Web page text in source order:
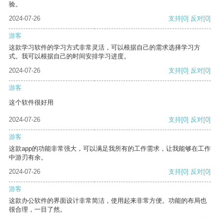
验。
2024-07-26
支持[0] 反对[0]
游客
这款学习软件的学习方式非常灵活，可以根据自己的需求选择学习方
式。我可以根据自己的时间安排学习进度。
2024-07-26
支持[0] 反对[0]
游客
这个软件很好用
2024-07-26 支持[0] 反对[0]
游客
这款app的功能非常强大，可以满足我所有的工作需求，让我能够在工作
中游刃有余。
2024-07-26
支持[0] 反对[0]
游客
这款办公软件的界面设计非常简洁，使用起来非常方便。功能的布局也
很合理，一目了然。